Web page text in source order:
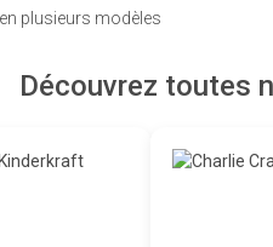
plusieurs modèles
Découvrez toutes